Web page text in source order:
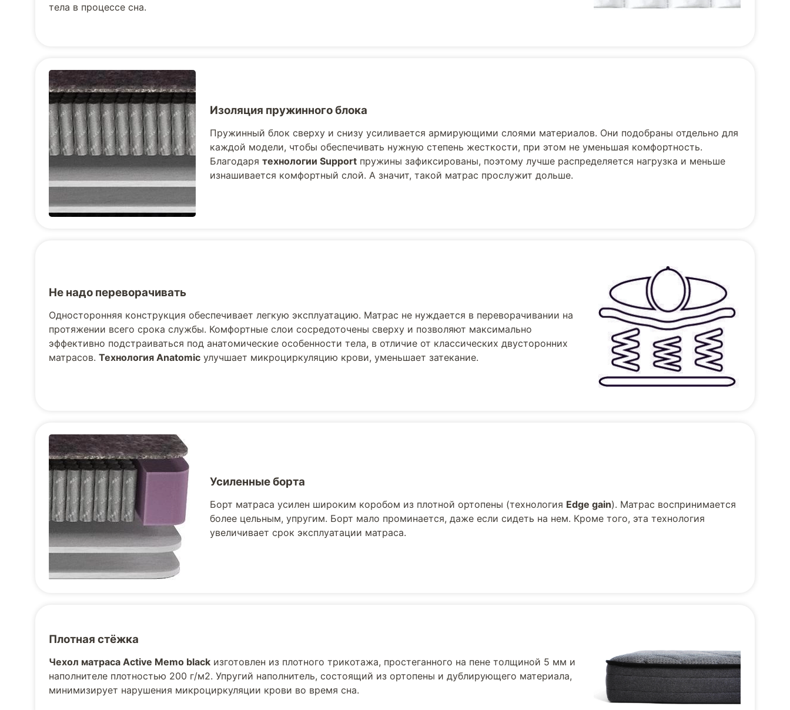
тела в процессе сна.
Изоляция пружинного блока
Пружинный блок сверху и снизу усиливается армирующими слоями материалов. Они подобраны отдельно для
каждой модели, чтобы обеспечивать нужную степень жесткости, при этом не уменьшая комфортность.
Благодаря технологии Supportпружины зафиксированы, поэтому лучше распределяется нагрузка и меньше
изнашивается комфортный слой. А значит, такой матрас прослужит дольше.
Не надо переворачивать
Односторонняя конструкция обеспечивает легкую эксплуатацию. Матрас не нуждается в переворачивании на
протяжении всего срока службы. Комфортные слои сосредоточены сверху и позволяют максимально
эффективно подстраиваться под анатомические особенности тела, в отличие от классических двусторонних
матрасов.Технология Anatomic улучшает микроциркуляцию крови, уменьшает затекание.
Усиленные борта
Борт матраса усилен широким коробом из плотной ортопены (технология Edge gain). Матрас воспринимается
более цельным, упругим. Борт мало проминается, даже если сидеть на нем. Кроме того, эта технология
увеличивает срок эксплуатации матраса.
Плотная стёжка
Чехол матраса Active Memo black изготовлен из плотного трикотажа, простеганного на пене толщиной 5 мм и
наполнителе плотностью 200 г/м2. Упругий наполнитель, состоящий из ортопены и дублирующего материала,
минимизирует нарушения микроциркуляции крови во время сна.